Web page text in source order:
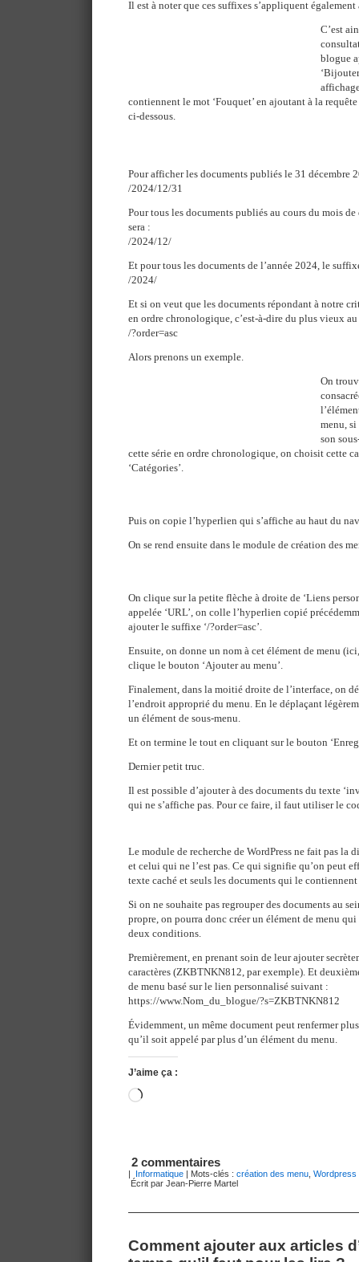
Il est à noter que ces suffixes s’appliquent également
C’est
blogue
contiennent le mot ‘Fouquet’ en ajoutant à la
ci-dessous.
Pour afficher les documents publiés le 31 décembre
/2024/12/31
Pour tous les documents publiés au cours du mois
sera :
/2024/12/
Et pour tous les documents de l’année 2024, le
/2024/
Et si on veut que les documents répondant à notre
en ordre chronologique, c’est-à-dire du plus vieux
/?order=asc
Alors prenons un exemple.
On
menu,
son
cette série en ordre chronologique, on choisit cette
‘Catégories’.
Puis on copie l’hyperlien qui s’affiche au haut du
On se rend ensuite dans le module de création des
On clique sur la petite flèche à droite de ‘Liens
appelée ‘URL’, on colle l’hyperlien copié
ajouter le suffixe ‘/?order=asc’.
Ensuite, on donne un nom à cet élément de menu
clique le bouton ‘Ajouter au menu’.
Finalement, dans la moitié droite de l’interface, on
l’endroit approprié du menu. En le déplaçant
un élément de sous-menu.
Et on termine le tout en cliquant sur le bouton
Dernier petit truc.
Il est possible d’ajouter à des documents du texte
qui ne s’affiche pas. Pour ce faire, il faut utiliser le
Le module de recherche de WordPress ne fait pas la
et celui qui ne l’est pas. Ce qui signifie qu’on peut
texte caché et seuls les documents qui le
Si on ne souhaite pas regrouper des documents au
propre, on pourra donc créer un élément de menu
deux conditions.
Premièrement, en prenant soin de leur ajouter
caractères (ZKBTNKN812, par exemple). Et
de menu basé sur le lien personnalisé suivant :
https://www.Nom_du_blogue/?s=ZKBTNKN812
Évidemment, un même document peut renfermer plus
qu’il soit appelé par plus d’un élément du menu.
J’aime ça :
Chargement…
2 commentaires
Informatique | Mots-clés : création des menu Wordpress
Écrit par Jean-Pierre Martel
Comment ajouter aux articles